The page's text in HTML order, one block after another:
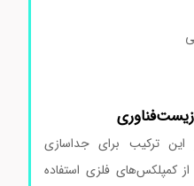
ترکیب برای جداسازی
کمپلکس‌های فلزی استفاده